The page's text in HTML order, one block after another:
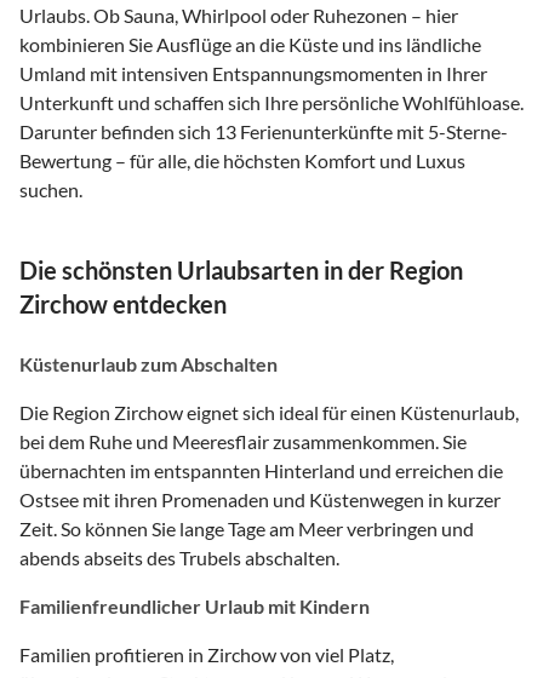
Urlaubs. Ob Sauna, Whirlpool oder Ruhezonen – hier
kombinieren Sie Ausflüge an die Küste und ins ländliche
Umland mit intensiven Entspannungsmomenten in Ihrer
Unterkunft und schaffen sich Ihre persönliche Wohlfühloase.
Darunter befinden sich 13 Ferienunterkünfte mit 5-Sterne-
Bewertung – für alle, die höchsten Komfort und Luxus
suchen.
Die schönsten Urlaubsarten in der Region
Zirchow entdecken
Küstenurlaub zum Abschalten
Die Region Zirchow eignet sich ideal für einen Küstenurlaub,
bei dem Ruhe und Meeresflair zusammenkommen. Sie
übernachten im entspannten Hinterland und erreichen die
Ostsee mit ihren Promenaden und Küstenwegen in kurzer
Zeit. So können Sie lange Tage am Meer verbringen und
abends abseits des Trubels abschalten.
Familienfreundlicher Urlaub mit Kindern
Familien profitieren in Zirchow von viel Platz,